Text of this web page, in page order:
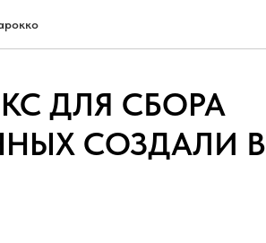
ДЛЯ СБОРА
СОЗДАЛИ В